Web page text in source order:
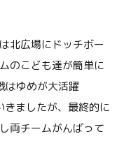
北広場にドッチボー
のこども達が簡単に
はゆめが大活躍
ましたが、最終的に
両チームがんばって